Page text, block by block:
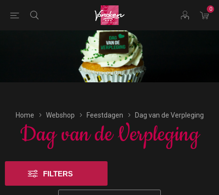
0
Bestellingen voor morgen kunnen vandaag uiterlijk tot
17:00 uur worden geplaatst.
Home Webshop Feestdagen Dag van de Verpleging
Dag van de Verpleging
FILTERS